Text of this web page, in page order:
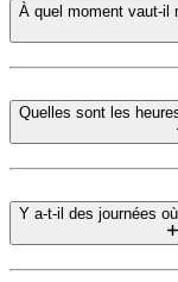
À quel moment vaut-il
Quelles sont les
Y a-t-il des journées